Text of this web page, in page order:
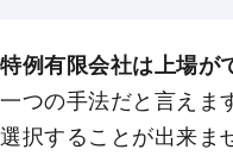
特例有限会社は上場が
一つの手法だと言えま
選択することが出来ま